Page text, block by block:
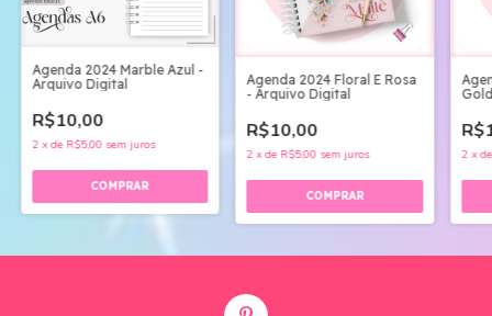
Agenda 2024 Marble Azul -
Arquivo Digital
R$10,00
2 xde R$5,00 sem juros
Agenda 2024 Floral E Rosa
- Arquivo Digital
R$10,00
2 xde R$5,00 sem juros 2 x